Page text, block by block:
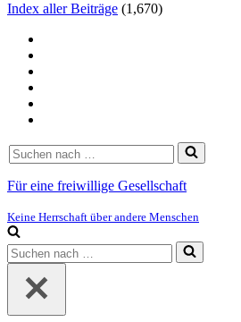
Index aller Beiträge (1,670)
Suchen
nach …
Für eine freiwillige Gesellschaft
Keine Herrschaft über andere Menschen
Suchen
nach …